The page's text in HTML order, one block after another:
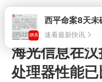
海光信息在
处理器性能